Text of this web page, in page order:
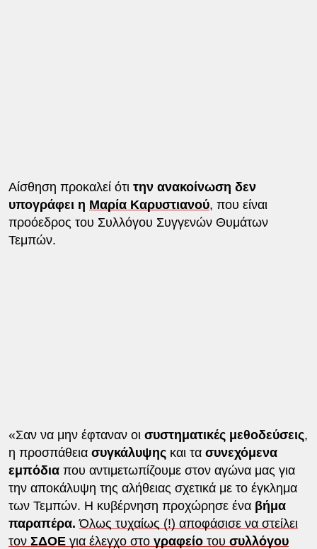
Αίσθηση προκαλεί ότι την ανακοίνωση δεν
υπογράφει η Μαρία Καρυστιανού, που είναι
προόεδρος του Συλλόγου Συγγενών Θυμάτων
Τεμπών.
«Σαν να μην έφταναν οι συστηματικές μεθοδεύσεις,
η προσπάθειασυγκάλυψηςκαι τασυνεχόμενα
εμπόδιαπου αντιμετωπίζουμε στον αγώνα μας για
την αποκάλυψη της αλήθειας σχετικά με το έγκλημα
των Τεμπών. Η κυβέρνηση προχώρησε έναβήμα
παραπέρα.Όλως τυχαίως (!) αποφάσισε να στείλει
τονΣΔΟΕγια έλεγχο στο γραφείοτου συλλόγου